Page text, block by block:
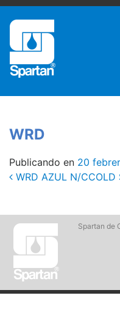
WRD
Publicando en 20
Post
WRD AZUL N/CCOLD
Spartan de